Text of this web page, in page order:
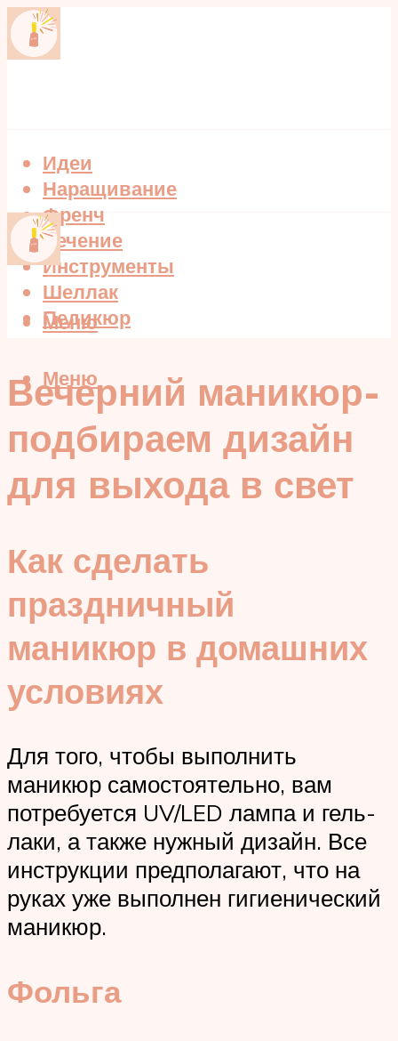
Идеи
Наращивание
Френч
Лечение
Инструменты
Шеллак
Педикюр
Меню
Меню
Вечерний маникюр-
подбираем дизайн
для выхода в свет
Как сделать
праздничный
маникюр в домашних
условиях
Для того, чтобы выполнить
маникюр самостоятельно, вам
потребуется UV/LED лампа и гель-
лаки, а также нужный дизайн. Все
инструкции предполагают, что на
руках уже выполнен гигиенический
маникюр.
Фольга